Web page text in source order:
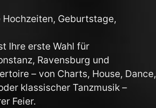
Geburtstage,
Ihre erste Wahl für
Ravensburg und
– von Charts, House, Dance,
klassischer Tanzmusik –
Feier.